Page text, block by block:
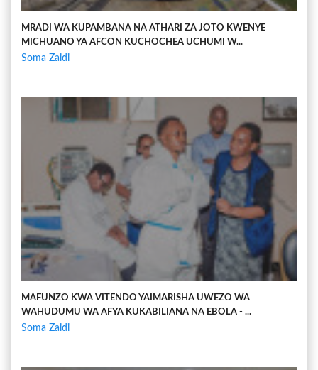
MRADI WA KUPAMBANA NA ATHARI ZA JOTO KWENYE
MICHUANO YA AFCON KUCHOCHEA UCHUMI W...
Soma Zaidi
MAFUNZO KWA VITENDO YAIMARISHA UWEZO WA
WAHUDUMU WA AFYA KUKABILIANA NA EBOLA - ...
Soma Zaidi